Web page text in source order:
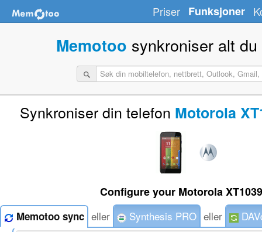
Priser Funksjoner
Memotoo synkroniser alt
Synkroniser din telefon Motorola
Configure your Motorola
Memotoo sync eller Synthesis PRO eller